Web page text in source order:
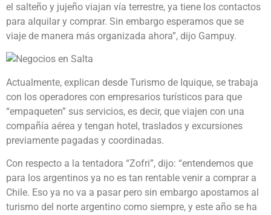
el salteño y jujeño viajan vía terrestre, ya tiene los contactos
para alquilar y comprar. Sin embargo esperamos que se
viaje de manera más organizada ahora”, dijo Gampuy.
Actualmente, explican desde Turismo de Iquique, se trabaja
con los operadores con empresarios turísticos para que
“empaqueten” sus servicios, es decir, que viajen con una
compañía aérea y tengan hotel, traslados y excursiones
previamente pagadas y coordinadas.
Con respecto a la tentadora “Zofri”, dijo: “entendemos que
para los argentinos ya no es tan rentable venir a comprar a
Chile. Eso ya no va a pasar pero sin embargo apostamos al
turismo del norte argentino como siempre, y este año se ha